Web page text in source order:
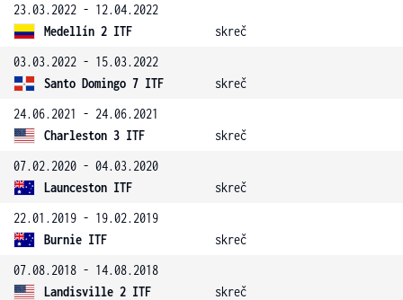
23.03.2022 - 12.04.2022
Medellín 2 ITF
skreč
03.03.2022 - 15.03.2022
Santo Domingo 7 ITF
skreč
24.06.2021 - 24.06.2021
Charleston 3 ITF
skreč
07.02.2020 - 04.03.2020
Launceston ITF
skreč
22.01.2019 - 19.02.2019
Burnie ITF
skreč
07.08.2018 - 14.08.2018
Landisville 2 ITF
skreč